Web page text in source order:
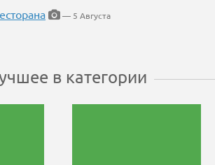
— 5 Августа
в категории